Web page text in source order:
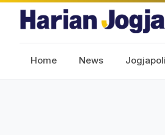
Home News